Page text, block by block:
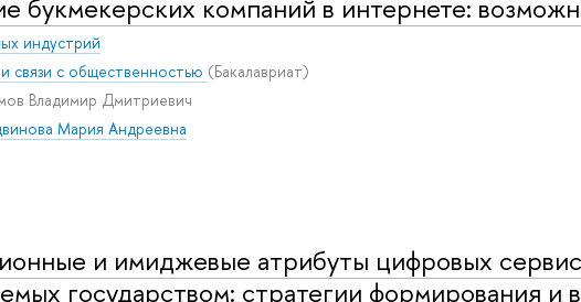
букмекерских компаний в интернете:
индустрий
связи с общественностью (Бакалавриат)
Владимир Дмитриевич
Мария Андреевна
и имиджевые атрибуты цифровых
государством: стратегии формирования и